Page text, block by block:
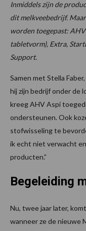
Inmiddels zijn de
dit melkveebedrijf.
worden toegepast:
tabletvorm), Extra,
Support.
Samen met Stella
hij zijn bedrijf onder de
kreeg AHV Aspi
ondersteunen. Ook
stofwisseling te
ik echt niet verwacht
producten.”
Begeleiding
Nu, twee jaar later,
wanneer ze de nieuwe